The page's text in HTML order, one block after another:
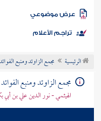
الكتب
موضوعي
تراجم الأعلام
الرئيسية مجمع الزاوئد ومنبع الفوائد
مجمع الزاوئد ومنبع الفوائد
الهيثمي - نور الدين علي بن أبي